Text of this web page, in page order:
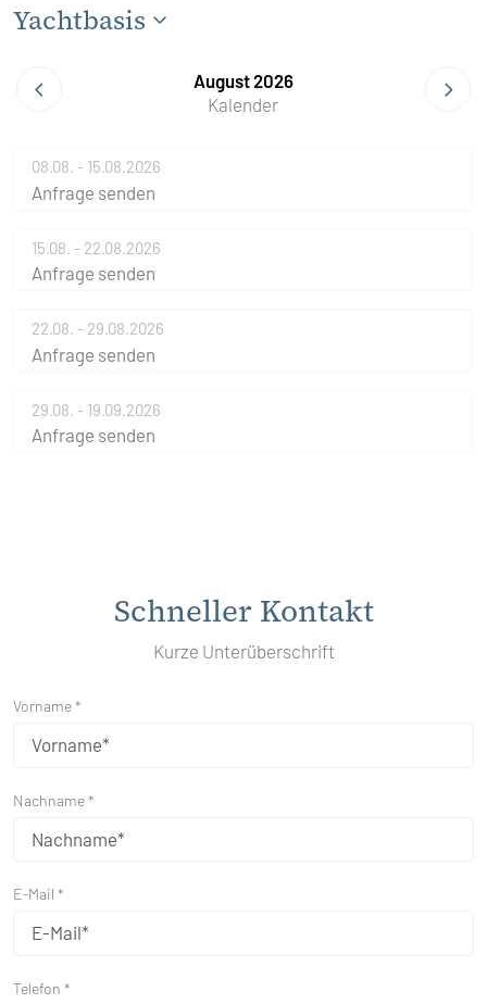
Yachtbasis
August 2026
Kalender
08.08. - 15.08.2026
Anfrage senden
15.08. - 22.08.2026
Anfrage senden
22.08. - 29.08.2026
Anfrage senden
29.08. - 19.09.2026
Anfrage senden
Schneller Kontakt
Kurze Unterüberschrift
Vorname *
Nachname *
E-Mail *
Telefon *